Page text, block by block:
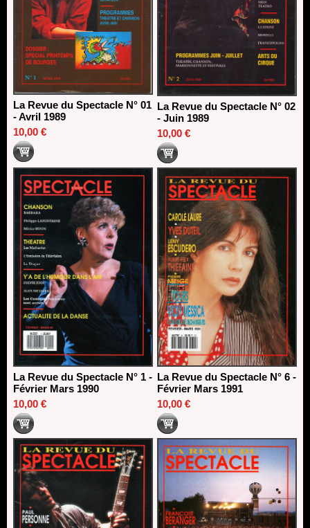
La Revue du Spectacle N° 01
- Avril 1989
10,00 €
La Revue du Spectacle N° 02
- Juin 1989
10,00 €
La Revue du Spectacle N° 1 -
Février Mars 1990
10,00 €
La Revue du Spectacle N° 6 -
Février Mars 1991
10,00 €